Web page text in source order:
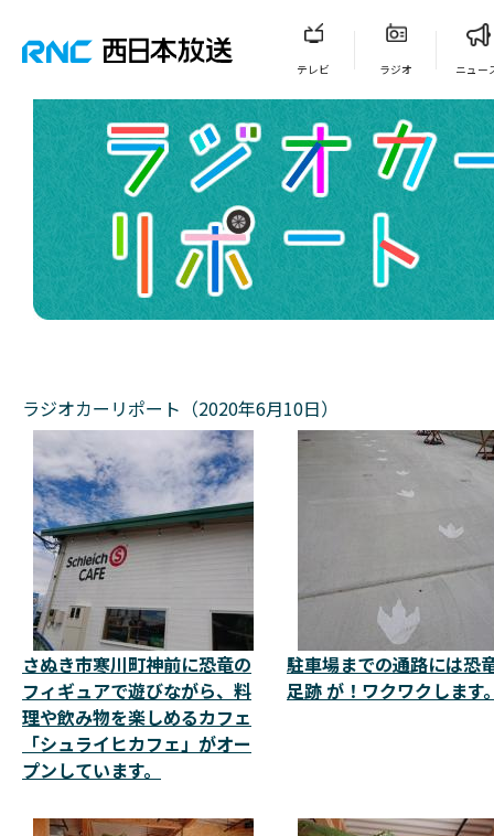
テレビ ラジオ ニュー
ラジオカーリポート（2020年6月10日）
さぬき市寒川町神前に恐竜の
フィギュアで遊びながら、料
理や飲み物を楽しめるカフェ
「シュライヒカフェ」がオー
プンしています。
駐車場までの通路には恐
足跡 が！ワクワクします